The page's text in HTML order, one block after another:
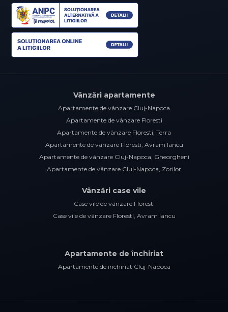
Vânzări apartamente
Apartamente de vânzare Cluj-Napoca
Apartamente de vânzare Floresti
Apartamente de vânzare Floresti, Terra
Apartamente de vânzare Floresti, Avram Iancu
Apartamente de vânzare Cluj-Napoca, Gheorgheni
Apartamente de vânzare Cluj-Napoca, Zorilor
Vânzări case vile
Case vile de vânzare Floresti
Case vile de vânzare Floresti, Avram Iancu
Apartamente de închiriat
Apartamente de închiriat Cluj-Napoca